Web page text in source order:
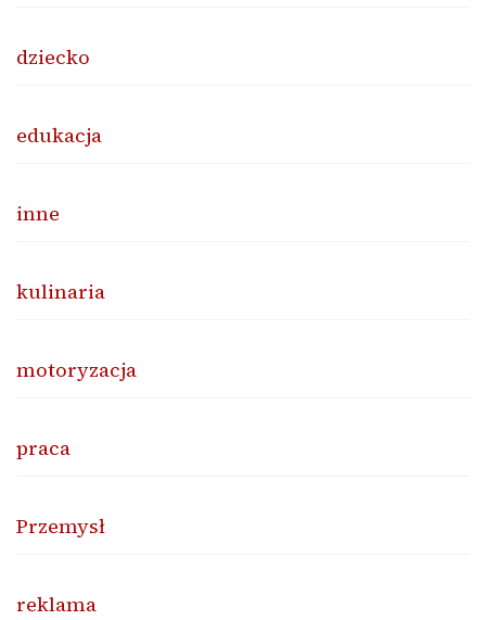
dziecko
edukacja
inne
kulinaria
motoryzacja
praca
Przemysł
reklama